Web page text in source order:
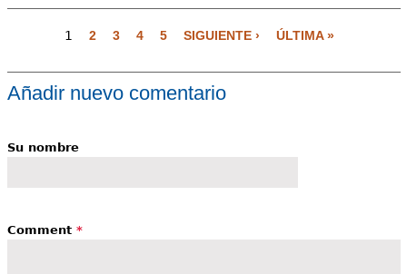
i
1 2 3 4 5 SIGUIENTE › ÚLTIMA »
Añadir nuevo comentario
Su nombre
Comment *